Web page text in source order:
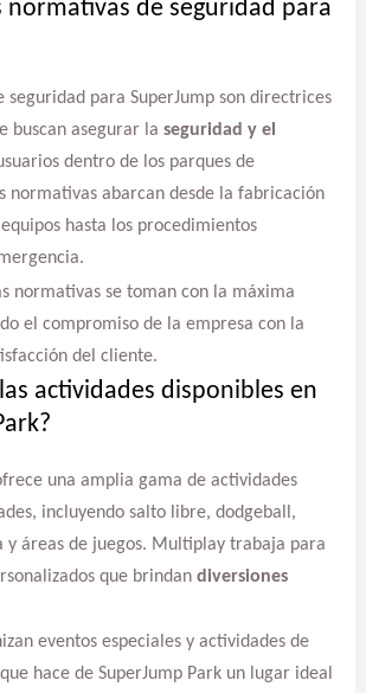
normativas de seguridad para
seguridad para SuperJump son directrices
buscan asegurar la seguridad y el
dentro de los parques de
normativas abarcan desde la fabricación
hasta los procedimientos
normativas se toman con la máxima
el compromiso de la empresa con la
del cliente.
actividades disponibles en
una amplia gama de actividades
incluyendo salto libre, dodgeball,
y áreas de juegos. Multiplay trabaja para
que brindan diversiones
eventos especiales y actividades de
hace de SuperJump Park un lugar ideal